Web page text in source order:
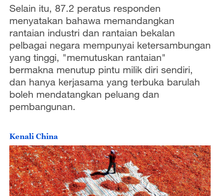
Selain itu, 87.2 peratus responden
menyatakan bahawa memandangkan
rantaian industri dan rantaian bekalan
pelbagai negara mempunyai ketersambungan
yang tinggi, "memutuskan rantaian"
bermakna menutup pintu milik diri sendiri,
dan hanya kerjasama yang terbuka barulah
boleh mendatangkan peluang dan
pembangunan.
Kenali China